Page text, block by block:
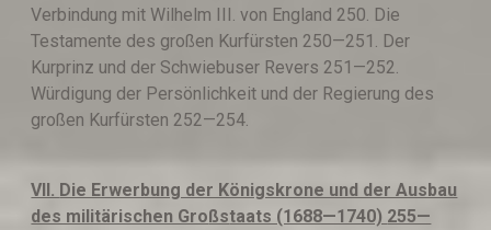
Verbindung mit Wilhelm III. von England 250. Die
Testamente des großen Kurfürsten 250—251. Der
Kurprinz und der Schwiebuser Revers 251—252.
Würdigung der Persönlichkeit und der Regierung des
großen Kurfürsten 252—254.
VII. Die Erwerbung der Königskrone und der Ausbau
des militärischen Großstaats (1688—1740) 255—